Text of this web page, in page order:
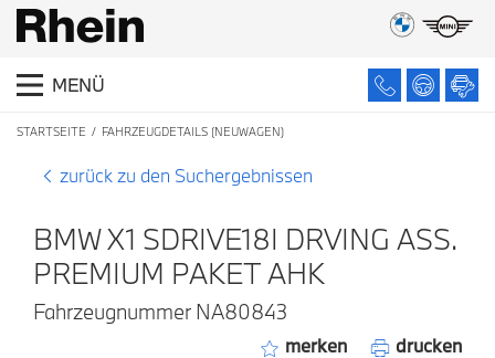
MENÜ
STARTSEITE FAHRZEUGDETAILS (NEUWAGEN)
zurück zu den Suchergebnissen
BMW X1 SDRIVE18I DRVING ASS.
PREMIUM PAKET AHK
Fahrzeugnummer NA80843
merken drucken